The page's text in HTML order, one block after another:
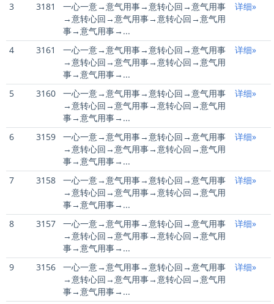
3 3181
一心一意→意气用事→意转心回→意气用事
→意转心回→意气用事→意转心回→意气用
事→意气用事→...
详细»
4 3161
一心一意→意气用事→意转心回→意气用事
→意转心回→意气用事→意转心回→意气用
事→意气用事→...
详细»
5 3160
一心一意→意气用事→意转心回→意气用事
→意转心回→意气用事→意转心回→意气用
事→意气用事→...
详细»
6 3159
一心一意→意气用事→意转心回→意气用事
→意转心回→意气用事→意转心回→意气用
事→意气用事→...
详细»
7 3158
一心一意→意气用事→意转心回→意气用事
→意转心回→意气用事→意转心回→意气用
事→意气用事→...
详细»
8 3157
一心一意→意气用事→意转心回→意气用事
→意转心回→意气用事→意转心回→意气用
事→意气用事→...
详细»
9 3156
一心一意→意气用事→意转心回→意气用事
→意转心回→意气用事→意转心回→意气用
事→意气用事→...
详细»